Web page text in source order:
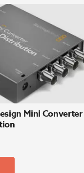
Mini Converter